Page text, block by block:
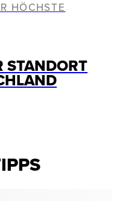
HÖCHSTE
STANDORT